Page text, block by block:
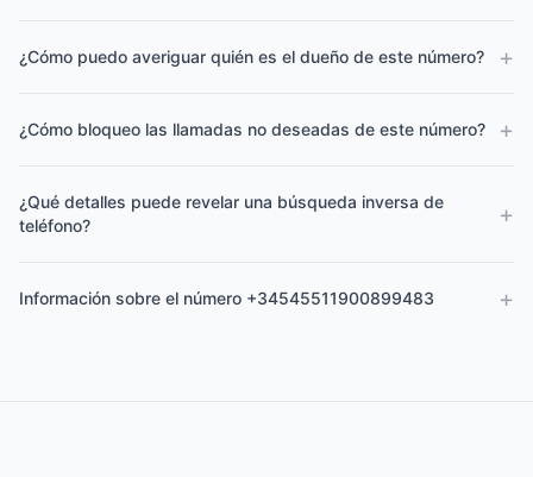
¿Cómo puedo averiguar quién es el dueño de este número? +
¿Cómo bloqueo las llamadas no deseadas de este número? +
¿Qué detalles puede revelar una búsqueda inversa de
teléfono?
+
Información sobre el número +34545511900899483 +